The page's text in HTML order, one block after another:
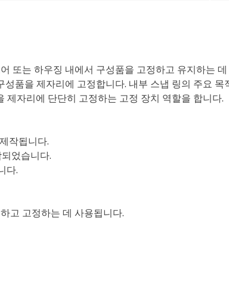
또는 하우징 내에서 구성품을 고정하고 유지하는
품을 제자리에 고정합니다. 내부 스냅 링의 주요
제자리에 단단히 고정하는 고정 장치 역할을 합니다.
작됩니다.
었습니다.
다.
고 고정하는 데 사용됩니다.